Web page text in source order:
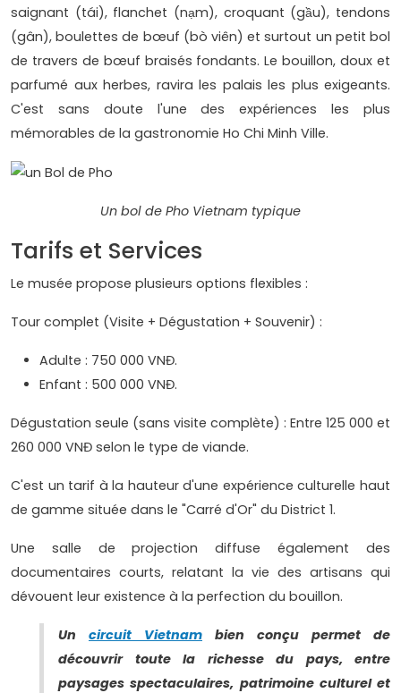
saignant (tái), flanchet (nạm), croquant (gầu), tendons
(gân), boulettes de bœuf (bò viên) et surtout un petit bol
de travers de bœuf braisés fondants. Le bouillon, doux et
parfumé aux herbes, ravira les palais les plus exigeants.
C'est sans doute l'une des expériences les plus
mémorables de la gastronomie Ho Chi Minh Ville.
Un bol de Pho Vietnam typique
Tarifs et Services
Le musée propose plusieurs options flexibles :
Tour complet (Visite + Dégustation + Souvenir) :
Adulte : 750 000 VNĐ.
Enfant : 500 000 VNĐ.
Dégustation seule (sans visite complète) : Entre 125 000 et
260 000 VNĐ selon le type de viande.
C'est un tarif à la hauteur d'une expérience culturelle haut
de gamme située dans le "Carré d'Or" du District 1.
Une salle de projection diffuse également des
documentaires courts, relatant la vie des artisans qui
dévouent leur existence à la perfection du bouillon.
Un circuit Vietnam bien conçu permet de
découvrir toute la richesse du pays, entre
paysages spectaculaires, patrimoine culturel et